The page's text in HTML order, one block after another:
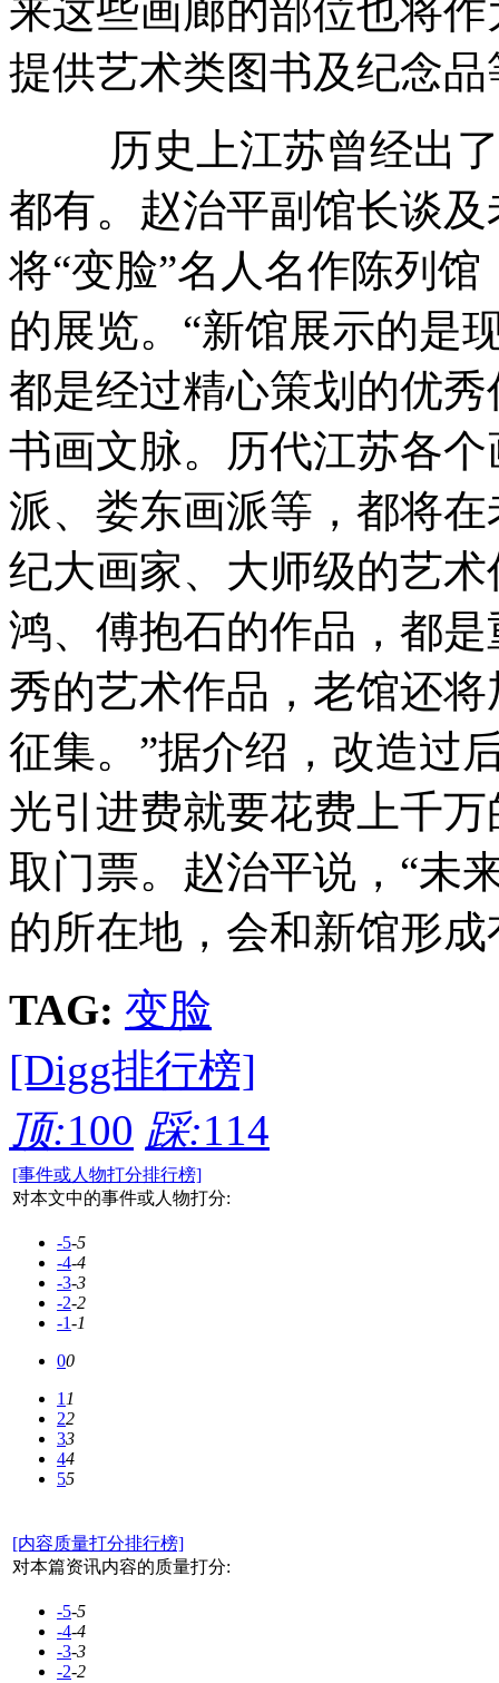
来这些画廊的部位也将
提供艺术类图书及纪念
历史上江苏曾经出了
都有。赵治平副馆长谈
将“变脸”名人名作陈列
的展览。“新馆展示的是
都是经过精心策划的优
书画文脉。历代江苏各
派、娄东画派等，都将
纪大画家、大师级的艺
鸿、傅抱石的作品，都
秀的艺术作品，老馆还
征集。”据介绍，改造过
光引进费就要花费上千
取门票。赵治平说，“未
的所在地，会和新馆形
TAG: 变脸
[Digg排行榜]
顶:100 踩:114
[事件或人物打分排行榜]
对本文中的事件或人物打分:
-5-5
-4-4
-3-3
-2-2
-1-1
00
11
22
33
44
55
[内容质量打分排行榜]
对本篇资讯内容的质量打分:
-5-5
-4-4
-3-3
-2-2